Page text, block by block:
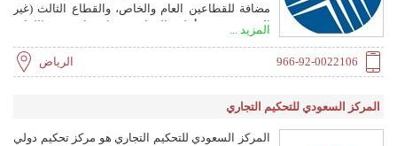
مضافة للقطاعين العام والخاص، والقطاع الثالث (غير
الربحي)، وفق أعلى المعايير وبما يتوافق مع اللوائح
المزيد ...
966-92-0022106 الرياض
المركز السعودي للتحكيم التجاري
المركز السعودي للتحكيم التجاري هو مركز تحكيم دولي